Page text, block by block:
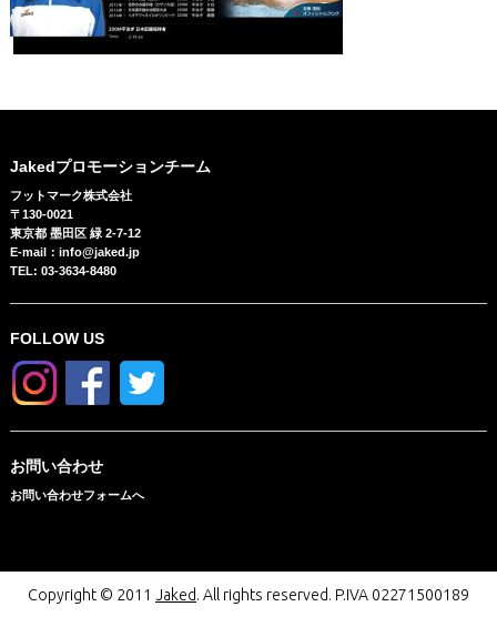
Jakedプロモーションチーム
フットマーク株式会社
〒130-0021
東京都 墨田区 緑 2-7-12
E-mail：info@jaked.jp
TEL: 03-3634-8480
FOLLOW US
お問い合わせ
お問い合わせフォームへ
Copyright © 2011 Jaked. All rights reserved. P.IVA 02271500189